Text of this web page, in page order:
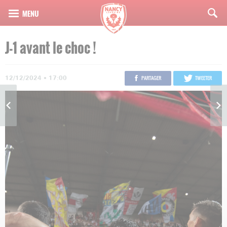
J-1 avant le choc !
12/12/2024 • 17:00 PARTAGER TWEETER